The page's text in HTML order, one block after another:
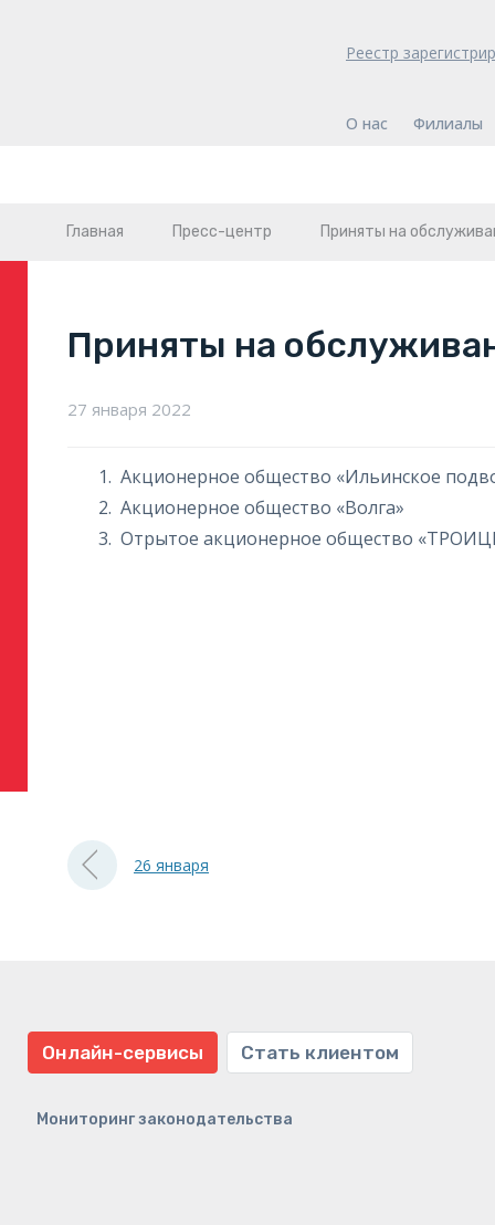
Реестр
О нас Филиалы
Главная Пресс-центр Приняты на
Приняты на
27 января 2022
Акционерное общество «Ильинское
Акционерное общество «Волга»
Отрытое акционерное общество
26 января
Онлайн-сервисы Стать клиентом
Мониторинг законодательства